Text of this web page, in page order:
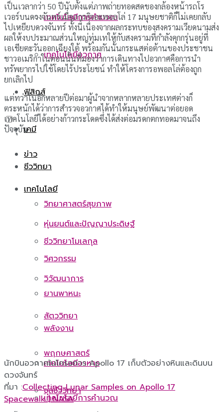
เทคโนโลยีการคำนวณ
เทคโนโลยีอวกาศ
ฟิสิกส์
เคมี
ชีววิทยา
วิทยาศาสตร์สุขภาพ
ชีววิทยาโมเลกุล
วิวัฒนาการ
สัตววิทยา
พฤกษศาสตร์
จุลชีววิทยา
ข่าว
เทคโนโลยี
หุ่นยนต์และปัญญาประดิษฐ์
วิศวกรรม
ยานพาหนะ
พลังงาน
เทคโนโลยีอาหาร
เทคโนโลยีการคำนวณ
เป็นเวลากว่า 50 ปีนับตั้งแต่ภาพถ่ายทอดสดของกล้องหน้ารถโร
เวอร์บนดวงจันทร์เมื่อภารกิจอะพอลโล่ 17 มนุษยชาติก็ไม่เคยกลับ
ไปเหยียบดวงจันทร์ ทั้งนี้เนื่องจากผลกระทบของสงครามเวียดนามส่ง
ผลให้งบประมาณส่วนใหญ่ทุ่มเทให้กับสงครามที่กำลังคุกกรุ่นอยู่ที่
เอเชียตะวันออกเฉียงใต้ พร้อมกันนั้นกระแสต่อต้านของประชาชน
ชาวอเมริกาในตอนนั้นที่มองว่าการเดินทางไปอวกาศคือการนำ
ทรัพยากรไปใช้โดยไร้ประโยชน์ ทำให้โครงการอพอลโล่ต้องถูก
ยกเลิกไป
แต่ทว่าในอีกหลายปีต่อมาผู้นำจากหลากหลายประเทศต่างก็
ตระหนักได้ว่าการสำรวจอวกาศได้ทำให้มนุษย์พัฒนาต่อยอด
เทคโนโลยีได้อย่างก้าวกระโดดซึ่งได้ส่งต่อมรดกตกทอดมาจนถึง
ปัจจุบัน
นักบินอวกาศในโครงการ Apollo 17 เก็บตัวอย่างหินและดินบน
ดวงจันทร์
ที่มา :Collecting Lunar Samples on Apollo 17
Spacewalk | NASA